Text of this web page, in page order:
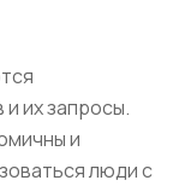
их запросы.
и
люди с